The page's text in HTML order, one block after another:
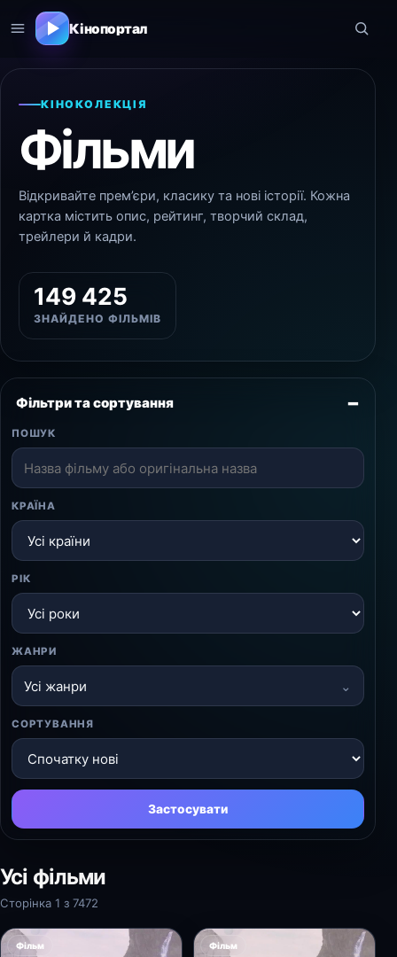
Кінопортал
КІНОКОЛЕКЦІЯ
Фільми
Відкривайте прем’єри, класику та нові історії. Кожна
картка містить опис, рейтинг, творчий склад,
трейлери й кадри.
149 425
ЗНАЙДЕНО ФІЛЬМІВ
Фільтри та сортування
ПОШУК
КРАЇНА
РІК
ЖАНРИ
Усі жанри
СОРТУВАННЯ
Застосувати
Усі фільми
Сторінка 1 з 7472
Фільм Фільм